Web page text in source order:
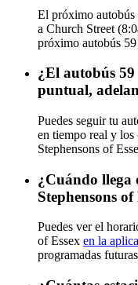
El próximo
a Church Street
próximo autobús 59
¿El autobús 59
puntual,
Puedes seguir tu
en tiempo real y
Stephensons of
¿Cuándo llega
Stephensons of
Puedes ver el
of Essex en la
programadas